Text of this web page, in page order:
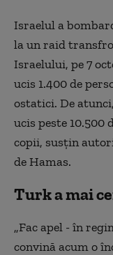
Israelul a
la un raid
Israelului, pe 7
ucis 1.400 de
ostatici. De
ucis peste 10.500
copii, susţin
de Hamas.
Turk a mai
„Fac apel - în
convină acum o